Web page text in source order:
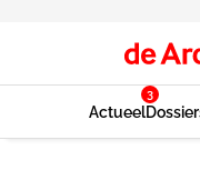
Actueel
3